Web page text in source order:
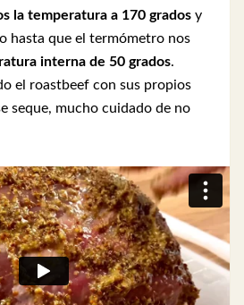
la temperatura a 170 grados y
hasta que el termómetro nos
interna de 50 grados.
el roastbeef con sus propios
seque, mucho cuidado de no